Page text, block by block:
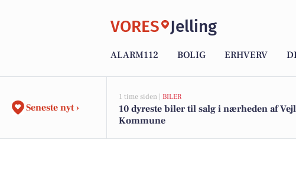
VORES Jelling
ALARM112 BOLIG ERHVERV
Seneste nyt ›
1 time siden | BILER
10 dyreste biler til salg i nærheden af
Kommune